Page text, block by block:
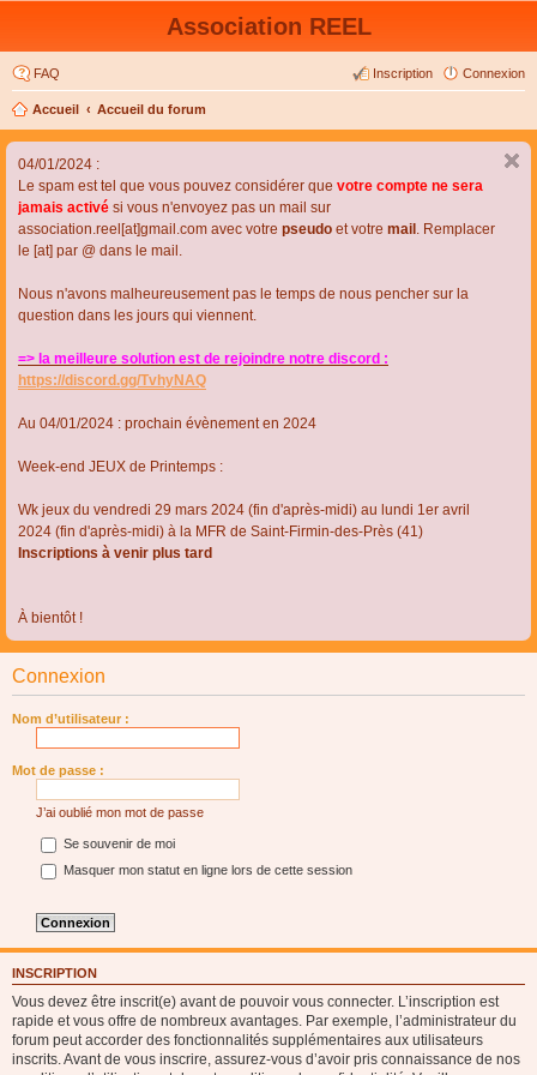
Association REEL
FAQ Connexion
Inscription
Accueil Accueil du forum
04/01/2024 :
Le spam est tel que vous pouvez considérer que votre compte ne sera
jamais activé si vous n'envoyez pas un mail sur
association.reel[at]gmail.com avec votre pseudo et votre mail . Remplacer
le [at] par @ dans le mail.
Nous n'avons malheureusement pas le temps de nous pencher sur la
question dans les jours qui viennent.
=> la meilleure solution est de rejoindre notre discord :
https://discord.gg/TvhyNAQ
Au 04/01/2024 : prochain évènement en 2024
Week-end JEUX de Printemps :
Wk jeux du vendredi 29 mars 2024 (fin d'après-midi) au lundi 1er avril
2024 (fin d'après-midi) à la MFR de Saint-Firmin-des-Près (41)
Inscriptions à venir plus tard
À bientôt !
Connexion
Nom d’utilisateur :
Mot de passe :
J’ai oublié mon mot de passe
Se souvenir de moi
Masquer mon statut en ligne lors de cette session
INSCRIPTION
Vous devez être inscrit(e) avant de pouvoir vous connecter. L’inscription est
rapide et vous offre de nombreux avantages. Par exemple, l’administrateur du
forum peut accorder des fonctionnalités supplémentaires aux utilisateurs
inscrits. Avant de vous inscrire, assurez-vous d’avoir pris connaissance de nos